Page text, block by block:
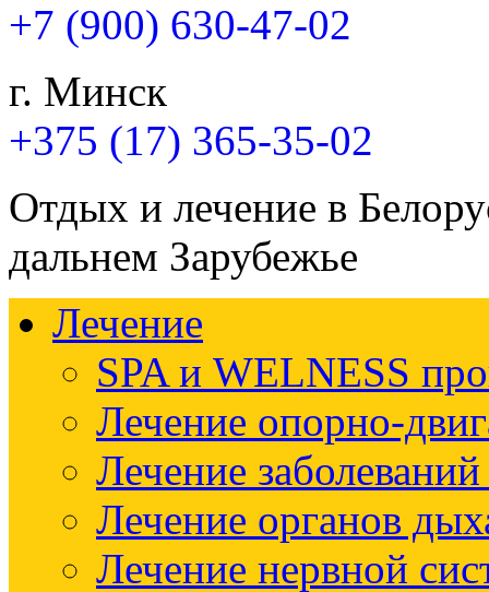
+7 (900) 630-47-02
г. Минск
+375 (17) 365-35-02
Отдых и лечение в
дальнем Зарубежье
Лечение
SPA и WELNESS
Лечение опорно-
Лечение
Лечение органов
Лечение нервной